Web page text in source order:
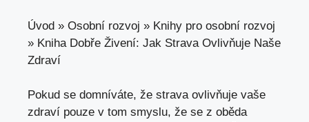
Úvod » Osobní rozvoj » Knihy pro osobní rozvoj
» Kniha Dobře Živení: Jak Strava Ovlivňuje Naše
Zdraví
Pokud se domníváte, že strava ovlivňuje vaše
zdraví pouze v tom smyslu, že se z oběda